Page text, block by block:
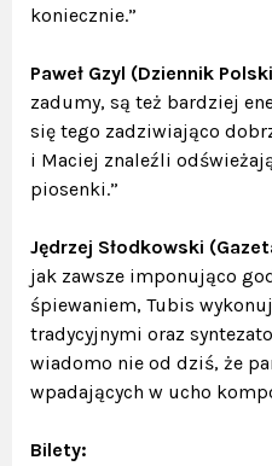
koniecznie.”
Paweł Gzyl (Dziennik
zadumy, są też bardziej
się tego zadziwiająco
i Maciej znaleźli
piosenki.”
Jędrzej Słodkowski
jak zawsze imponująco
śpiewaniem, Tubis
tradycyjnymi oraz
wiadomo nie od dziś, że
wpadających w ucho
Bilety: